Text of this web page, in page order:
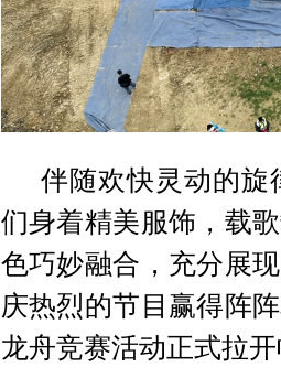
伴随欢快灵动的旋
们身着精美服饰，载
色巧妙融合，充分展
庆热烈的节目赢得阵
龙舟竞赛活动正式拉